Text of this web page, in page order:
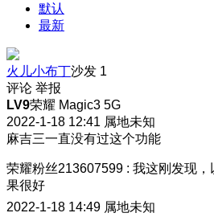
默认
最新
火儿小布丁沙发 1
评论 举报
LV9荣耀 Magic3 5G
2022-1-18 12:41 属地未知
麻吉三一直没有过这个功能
荣耀粉丝213607599 : 我这刚发现，
果很好
2022-1-18 14:49 属地未知